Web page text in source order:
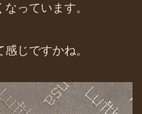
っています。
じですかね。